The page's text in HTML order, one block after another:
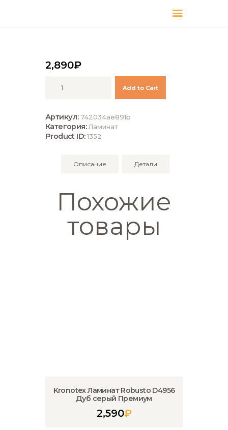
О БРЕНДЕ
ГДЕ КУПИТЬ
2,890₽
Kronotex
Aqua
P1206
Каштан
Add to Cart
Артикул: 742034ae891b
Категория: Ламинат
Product ID:1352
Описание Детали
Похожие
товары
Kronotex Ламинат Robusto D4956
Дуб серый Премиум
2,590₽